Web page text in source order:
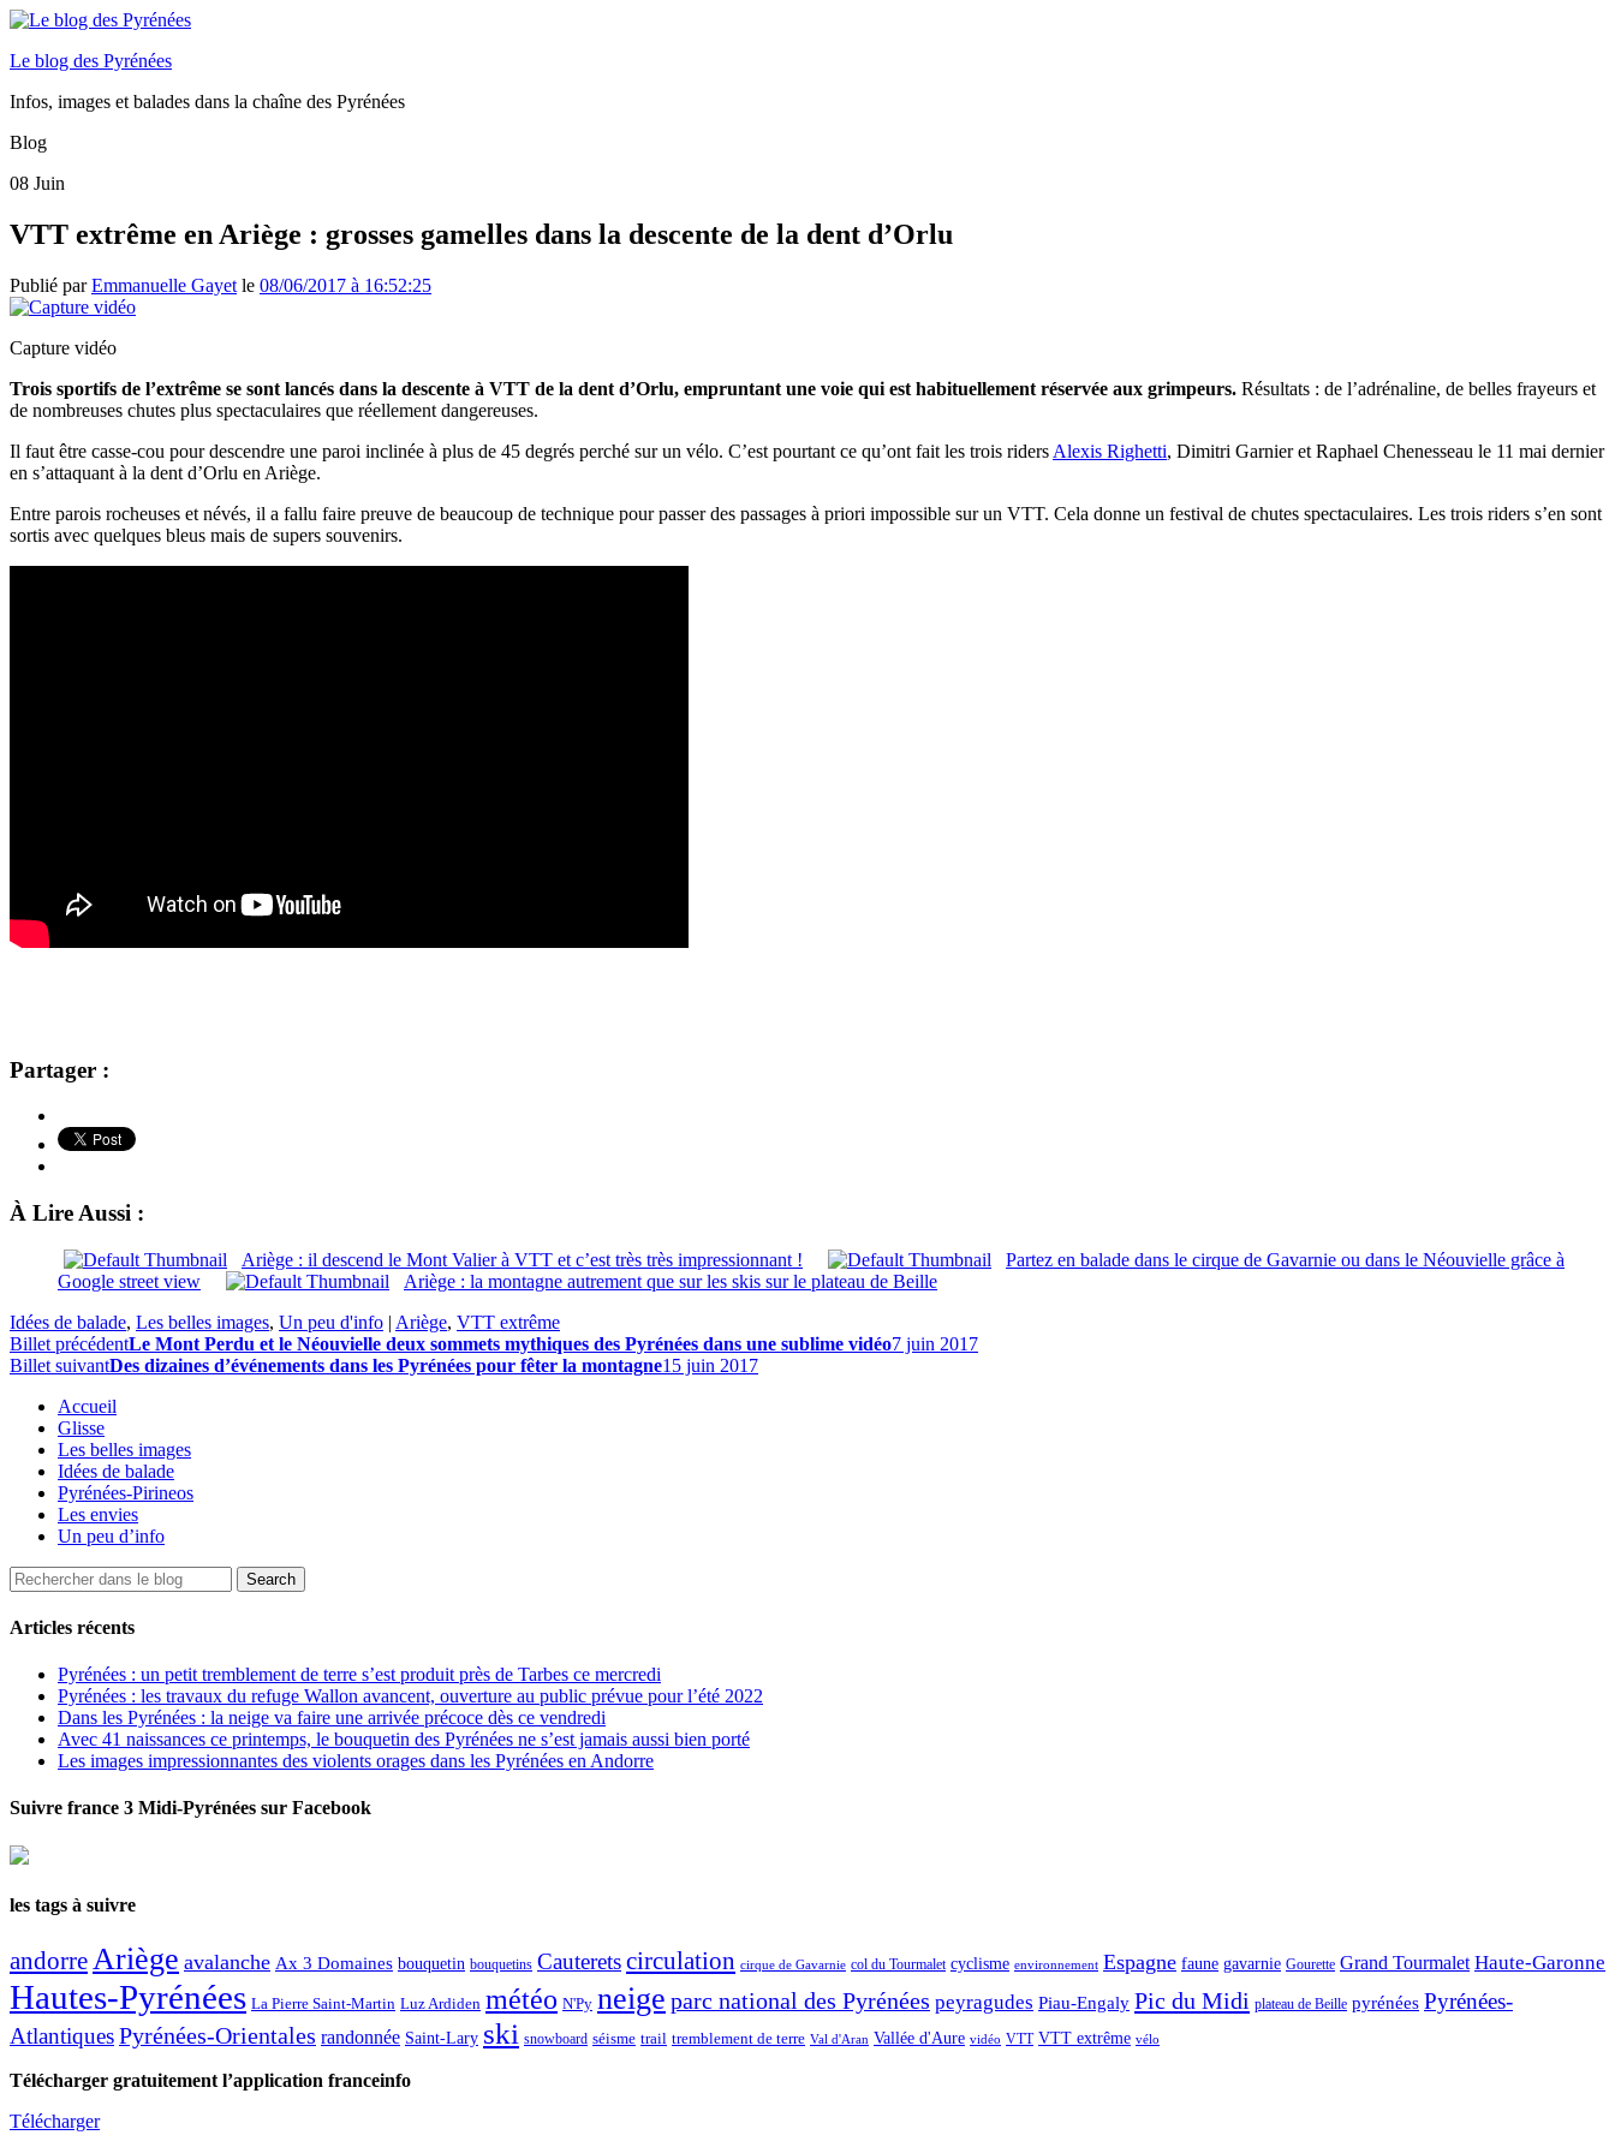
Le blog des Pyrénées
Infos, images et balades dans la chaîne des Pyrénées
Blog
08 Juin
VTT extrême en Ariège : grosses gamelles dans la descente de la dent d’Orlu
Publié parEmmanuelle Gayet le 08/06/2017 à 16:52:25
Capture vidéo
Trois sportifs de l’extrême se sont lancés dans la descente à VTT de la dent d’Orlu, empruntant une voie qui est habituellement réservée aux grimpeurs. Résultats : de l’adrénaline, de belles frayeurs et
de nombreuses chutes plus spectaculaires que réellement dangereuses.
Il faut être casse-cou pour descendre une paroi inclinée à plus de 45 degrés perché sur un vélo. C’est pourtant ce qu’ont fait les trois riders Alexis Righetti, Dimitri Garnier et Raphael Chenesseau le 11 mai dernier
en s’attaquant à la dent d’Orlu en Ariège.
Entre parois rocheuses et névés, il a fallu faire preuve de beaucoup de technique pour passer des passages à priori impossible sur un VTT. Cela donne un festival de chutes spectaculaires. Les trois riders s’en sont
sortis avec quelques bleus mais de supers souvenirs.
Partager :
À Lire Aussi :
Ariège : il descend le Mont Valier à VTT et c’est très très impressionnant !
Partez en balade dans le cirque de Gavarnie ou dans le Néouvielle grâce à
Google street view
Ariège : la montagne autrement que sur les skis sur le plateau de Beille
Idées de balade, Les belles images, Un peu d'info | Ariège, VTT extrême
Billet précédentLe Mont Perdu et le Néouvielle deux sommets mythiques des Pyrénées dans une sublime vidéo7 juin 2017
Billet suivantDes dizaines d’événements dans les Pyrénées pour fêter la montagne15 juin 2017
Accueil
Glisse
Les belles images
Idées de balade
Pyrénées-Pirineos
Les envies
Un peu d’info
Articles récents
Pyrénées : un petit tremblement de terre s’est produit près de Tarbes ce mercredi
Pyrénées : les travaux du refuge Wallon avancent, ouverture au public prévue pour l’été 2022
Dans les Pyrénées : la neige va faire une arrivée précoce dès ce vendredi
Avec 41 naissances ce printemps, le bouquetin des Pyrénées ne s’est jamais aussi bien porté
Les images impressionnantes des violents orages dans les Pyrénées en Andorre
Suivre france 3 Midi-Pyrénées sur Facebook
les tags à suivre
andorreAriège avalanche Ax 3 Domaines bouquetin bouquetins Cauteretscirculation cirque de Gavarnie col du Tourmalet cyclisme environnement Espagne faune gavarnie Gourette Grand Tourmalet Haute-Garonne
Hautes-Pyrénées La Pierre Saint-Martin Luz Ardiden météo N'Py neige parc national des Pyrénées peyragudes Piau-Engaly Pic du Midi plateau de Beille pyrénées Pyrénées-
AtlantiquesPyrénées-Orientales randonnée Saint-Lary ski snowboard séisme trail tremblement de terre Val d'Aran Vallée d'Aure vidéo VTT VTT extrême vélo
Télécharger gratuitement l’application franceinfo
Télécharger